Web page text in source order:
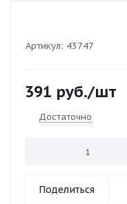
Артикул: 43747
391 руб./шт
Достаточно
Поделиться